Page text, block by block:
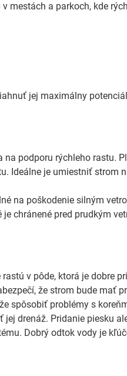
mestách a parkoch, kde
jej maximálny
podporu rýchleho rastu.
Ideálne je umiestniť strom
na poškodenie silným
chránené pred prudkým
v pôde, ktorá je dobre
že strom bude mať
spôsobiť problémy s
drenáž. Pridanie piesku
Dobrý odtok vody je